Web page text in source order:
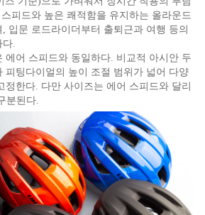
피드와 높은 쾌적함을 유지하는 올라운드
입문 로드라이더부터 출퇴근과 여행 등의
다.
에어 스피드와 동일하다. 비교적 아시안 두
피팅다이얼의 높이 조절 범위가 넓어 다양
정한다. 다만 사이즈는 에어 스피드와 달리
분된다.